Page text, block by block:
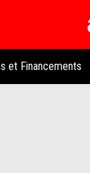
et Financements